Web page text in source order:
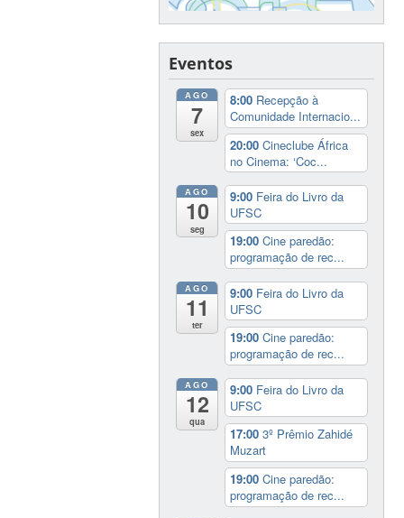
Eventos
AGO
7
sex
8:00 Recepção à
Comunidade Internacio...
20:00Cineclube África
no Cinema: ‘Coc...
AGO
10
seg
9:00 Feira do Livro da
UFSC
19:00Cine paredão:
programação de rec...
AGO
11
ter
9:00 Feira do Livro da
UFSC
19:00Cine paredão:
programação de rec...
AGO
12
qua
9:00 Feira do Livro da
UFSC
17:003º Prêmio Zahidé
Muzart
19:00Cine paredão:
programação de rec...